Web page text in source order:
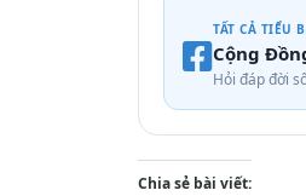
TẤT CẢ TIỂU
Cộng
Hỏi đáp đời
Chia sẻ bài viết: